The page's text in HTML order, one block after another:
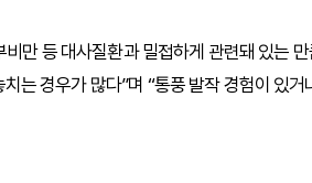
만 등 대사질환과 밀접하게 관련돼 있는
는 경우가 많다”며 “통풍 발작 경험이 있